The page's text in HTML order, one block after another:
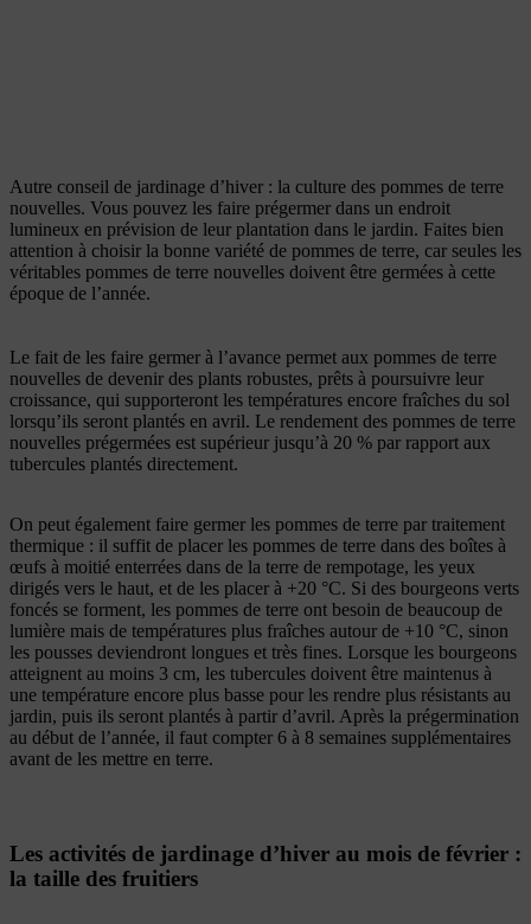
Autre conseil de jardinage d’hiver : la culture des pommes de terre
nouvelles. Vous pouvez les faire prégermer dans un endroit
lumineux en prévision de leur plantation dans le jardin. Faites bien
attention à choisir la bonne variété de pommes de terre, car seules les
véritables pommes de terre nouvelles doivent être germées à cette
époque de l’année.
Le fait de les faire germer à l’avance permet aux pommes de terre
nouvelles de devenir des plants robustes, prêts à poursuivre leur
croissance, qui supporteront les températures encore fraîches du sol
lorsqu’ils seront plantés en avril. Le rendement des pommes de terre
nouvelles prégermées est supérieur jusqu’à 20 % par rapport aux
tubercules plantés directement.
On peut également faire germer les pommes de terre par traitement
thermique : il suffit de placer les pommes de terre dans des boîtes à
œufs à moitié enterrées dans de la terre de rempotage, les yeux
dirigés vers le haut, et de les placer à +20 °C. Si des bourgeons verts
foncés se forment, les pommes de terre ont besoin de beaucoup de
lumière mais de températures plus fraîches autour de +10 °C, sinon
les pousses deviendront longues et très fines. Lorsque les bourgeons
atteignent au moins 3 cm, les tubercules doivent être maintenus à
une température encore plus basse pour les rendre plus résistants au
jardin, puis ils seront plantés à partir d’avril. Après la prégermination
au début de l’année, il faut compter 6 à 8 semaines supplémentaires
avant de les mettre en terre.
Les activités de jardinage d’hiver au mois de février :
la taille des fruitiers